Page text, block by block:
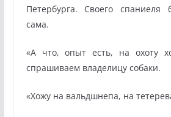
Петербурга. Своего спаниеля
сама.
«А что, опыт есть, на охоту
спрашиваем владелицу собаки.
«Хожу на вальдшнепа, на